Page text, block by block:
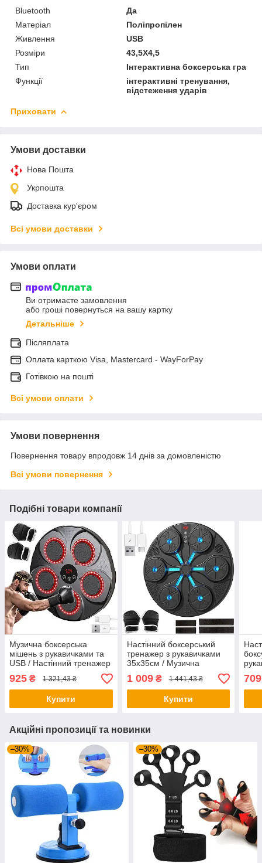
Bluetooth
Да
Матеріал
Поліпропілен
Живлення
USB
Розміри
43,5Х4,5
Тип
Інтерактивна боксерська гра
Функції
інтерактивні тренування,
відстеження ударів
Приховати
Умови доставки
Нова Пошта
Укрпошта
Доставка кур'єром
Всі умови доставки
Умови оплати
Ви отримаєте замовлення
або гроші повернуться на вашу картку
Детальніше
Післяплата
Оплата карткою Visa, Mastercard - WayForPay
Готівкою на пошті
Всі умови оплати
Умови повернення
Повернення товару впродовж 14 днів за домовленістю
Всі умови повернення
Подібні товари компанії
Музична боксерська
мішень з рукавичками та
USB / Настінний тренажер
тренажер
925 ₴ 1 321,43 ₴
Купити
Настінний боксерський
тренажер з рукавичками
35x35см / Музична
Тренажер для боксу
1 009₴ 1 441,43 ₴
Купити
709
Акційні пропозиції та новинки
–30% –30%